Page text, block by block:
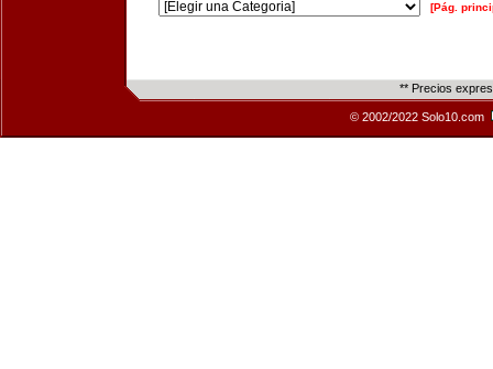
[Pág.
** Precios
© 2002/2022 Solo10.com